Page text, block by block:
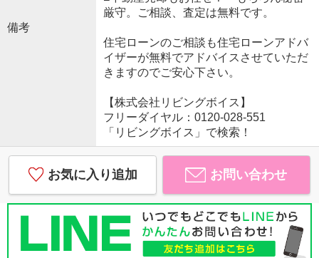
備考
厳守。ご相談、査定は無料です。
住宅ローンのご相談も住宅ローンアドバ
イザーが無料でアドバイスさせていただ
きますのでご安心下さい。
【株式会社リビングボイス】
フリーダイヤル：0120-028-551
「リビングボイス」で検索！
お気に入り追加 お問い合わせ